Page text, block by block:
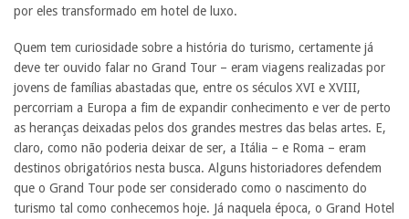
por eles transformado em hotel de luxo.
Quem tem curiosidade sobre a história do turismo, certamente já
deve ter ouvido falar no Grand Tour – eram viagens realizadas por
jovens de famílias abastadas que, entre os séculos XVI e XVIII,
percorriam a Europa a fim de expandir conhecimento e ver de perto
as heranças deixadas pelos dos grandes mestres das belas artes. E,
claro, como não poderia deixar de ser, a Itália – e Roma – eram
destinos obrigatórios nesta busca. Alguns historiadores defendem
que o Grand Tour pode ser considerado como o nascimento do
turismo tal como conhecemos hoje. Já naquela época, o Grand Hotel